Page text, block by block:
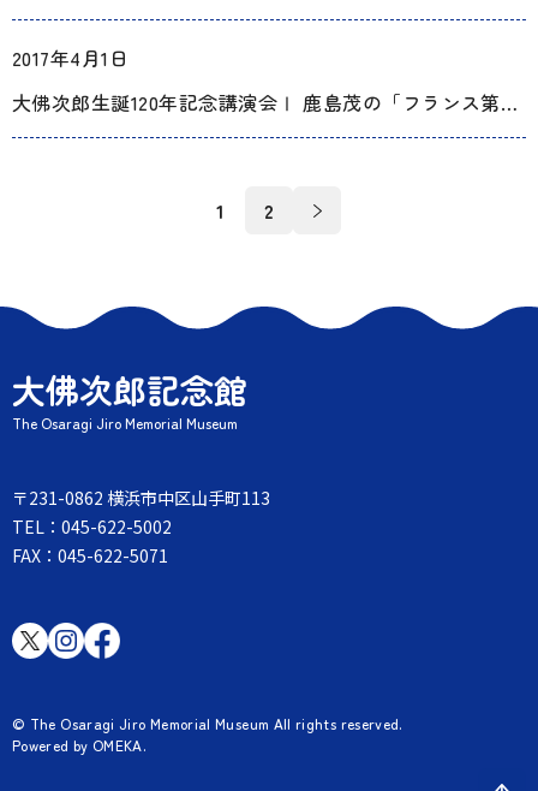
2017年4月1日
大佛次郎生誕120年記念講演会Ⅰ 鹿島茂の「フランス第三共和政と大佛次郎」
ー
ン
1 2
大佛次郎記念館
The Osaragi Jiro Memorial Museum
〒231-0862 横浜市中区山手町113
TEL：045-622-5002
FAX：045-622-5071
© The Osaragi Jiro Memorial Museum All rights reserved.
Powered by OMEKA.